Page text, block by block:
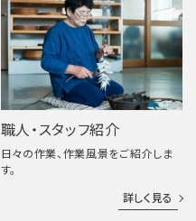
職人・スタッフ紹介
日々の作業、作業風景をご紹介しま
す。
詳しく見る